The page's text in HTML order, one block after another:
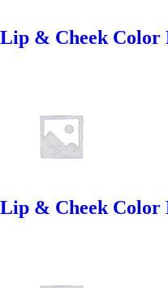
Lip & Cheek Color
Lip & Cheek Color